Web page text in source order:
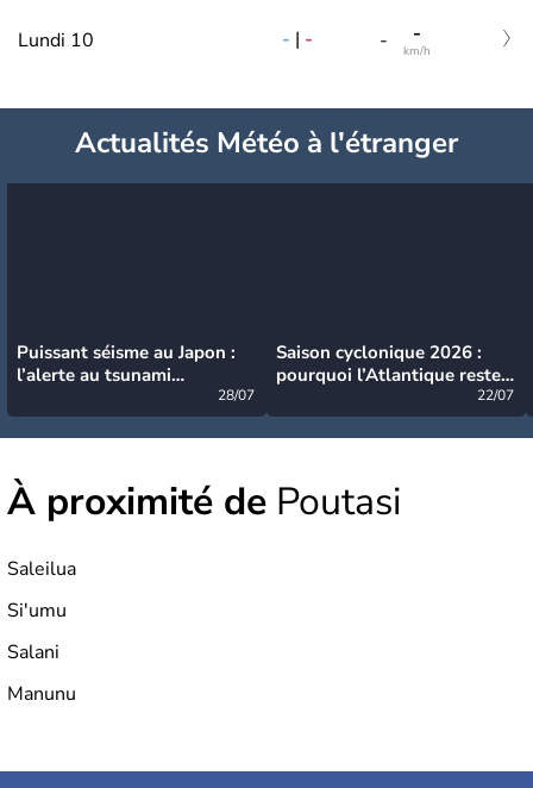
Lundi 10 - | - - -
km/h
Actualités Météo à l'étranger
Puissant séisme au Japon :
l’alerte au tsunami
28/07
Saison cyclonique 2026 :
pourquoi l’Atlantique reste
22/07
À proximité de Poutasi
Saleilua
Si'umu
Salani
Manunu